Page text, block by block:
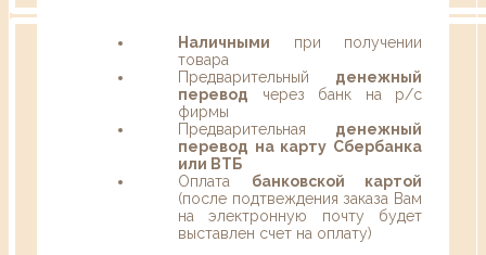
Наличными при получении
товара
Предварительный денежный
перевод через банк на р/с
фирмы
Предварительная денежный
перевод на карту Сбербанка
или ВТБ
Оплата банковской картой
(после подтвеждения заказа Вам
на электронную почту будет
выставлен счет на оплату)